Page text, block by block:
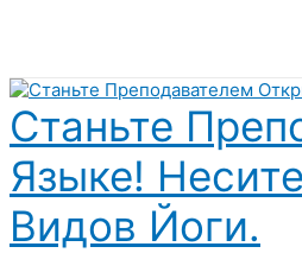
Станьте
Языке!
Видов Йоги.